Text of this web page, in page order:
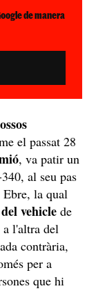
de manera
el passat 28
, va patir un
al seu pas
la qual
vehicle de
a l'altra del
contrària,
per a
que hi